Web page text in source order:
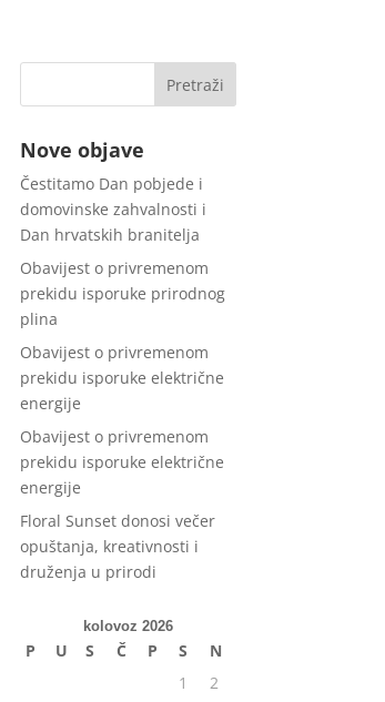
Nove objave
Čestitamo Dan pobjede i
domovinske zahvalnosti i
Dan hrvatskih branitelja
Obavijest o privremenom
prekidu isporuke prirodnog
plina
Obavijest o privremenom
prekidu isporuke električne
energije
Obavijest o privremenom
prekidu isporuke električne
energije
Floral Sunset donosi večer
opuštanja, kreativnosti i
druženja u prirodi
kolovoz 2026
P U S Č P S
N
1
2